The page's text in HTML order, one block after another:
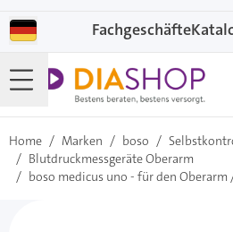
Fachgeschäfte
Home / Marken / boso /
/ Blutdruckmessgeräte Oberarm
/ boso medicus uno - für den Oberarm